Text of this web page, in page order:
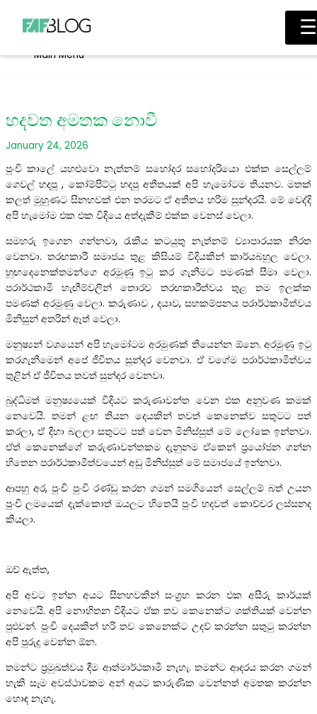
Main Menu
හදවත අමතක නොවී
January 24, 2026
පුංචි කාලේ යහළුවො නැත්නම් සහෝදර සහෝදරියො එක්ක සෙල්ලම්
ගෙවල් හදපු , කෝම්පිට්ටු හදපු අතීතයක් අපි හැමෝටම තියනව. මතක්
කලත් මුහුණට සිනහවක් එන තරමට ඒ අතීතය හරිම සුන්දරයි. මේ වෙද්දි
අපි හැමෝම එක එක විදියෙ අත්දැකීම් එක්ක වෙනස් වෙලා.
සමහරු ඉගෙන ගන්නවා, රැකිය කටයුතු නැත්නම් ව්‍යාපාරයක නිරත
වෙනවා. තරඟකාරී සමාජය තුළ කිසියම් විදියකින් කාර්යබහුල වෙලා.
හුඟදෙනෙක්තමන්ගෙ අරමුණු ඉටු කර ගැනීමට පමණක් සීමා වෙලා.
පරාර්ථකාමී හැඟීම්වලින් තොරව තරඟකාරීත්වය තුළ තම ඉලක්ක
පමණක් අරමුණු වෙලා. කරුණාව , දයාව, සහකම්පනය පරාර්ථකාමීත්වය
මිනිසුන් අතරින් ඈත් වෙලා.
මනුෂ්‍යන් වශයෙන් අපි හැමෝටම අරමුණක් තියෙන්න ඕනෙ. අරමුණු ඉටු
කරගැනීමෙන් අපේ ජීවිතය සුන්දර වෙනවා. ඒ වගේම පරාර්ථකාමීත්වය
තුළින් ඒ ජීවිතය තවත් සුන්දර වෙනවා.
බුද්ධිමත් මනුෂ්‍යයෙක් විදියට කරුණාවන්ත වෙන එක අනුවණ කමක්
නෙවෙයි. තමන් ළඟ තියන දෙයකින් තවත් කෙනෙක්ව සතුටට පත්
කරලා, ඒ දිහා බලලා සතුටට පත් වෙන මිනිස්සුත් මේ ලෝකෙ ඉන්නවා.
ඒත් කෙනෙක්ගේ කරුණාවන්තකම දැනුනම ඒකෙන් ප්‍රයෝජන ගන්න
හිතෙන පරාර්ථකාමීත්වයෙන් අඩු මිනිස්සුත් මේ සමාජයේ ඉන්නවා.
ආපහු අර, පුංචි පුංචි රණ්ඩු කරන ගමන් සමගියෙන් සෙල්ලම් බත් උයන
පුංචි ලමයෙක් දැක්කොත් ඔයලට හිතෙයි පුංචි හදවත් කොච්චර ලස්සනද
කියලා.
ඔව් ඇත්ත,
අපි අවට ඉන්න අයට සිනහවකින් සංග්‍රහ කරන එක අසීරු කාර්යක්
නෙවෙයි. අපි නොහිතන විදියට ඒක තව කෙනෙක්ට ශක්තියක් වෙන්න
පුළුවන්. පුංචි දෙයකින් හරි තව කෙනෙක්ට උදව් කරන්න සතුටු කරන්න
අපි පුරුදු වෙන්න ඕන.
තමන්ට ප්‍රමුඛත්වය දීම ආත්මාර්ථකාමී නැහැ. තමන්ට ආදරය කරන ගමන්
හැකි සෑම අවස්ථාවකම අන් අයට කාරුණික වෙන්නත් අමතක කරන්න
හොඳ නැහැ.
☰